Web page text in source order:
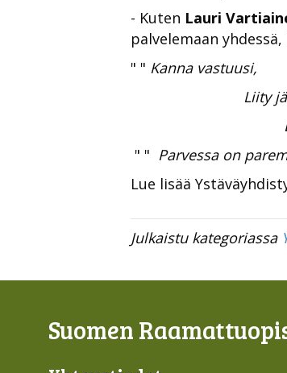
- Kuten Lauri
palvelemaan
" " Kanna vastuusi,
Liity
Liittymällä
" " Parvessa on
Lue lisää
Julkaistu kategoriassa
Suomen